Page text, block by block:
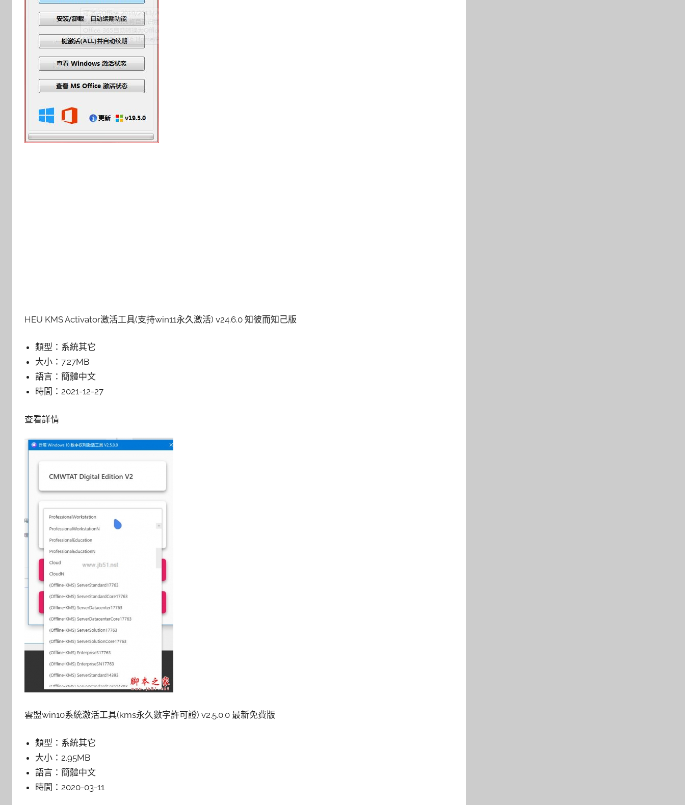
HEU KMS Activator激活工具(支持win11永久激活) v24.6.0 知彼而知己版
類型： 系統其它
大小：7.27MB
語言： 簡體中文
時間：2021-12-27
查看詳情
雲盟win10系統激活工具(kms永久數字許可證) v2.5.0.0 最新免費版
類型： 系統其它
大小： 2.95MB
語言： 簡體中文
時間： 2020-03-11